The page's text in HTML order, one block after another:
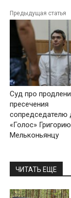
Предыдущая статья
Суд про
пресечения
сопредседателю
«Голос» Григорию
Мельконьянцу
ЧИТАТЬ ЕЩЕ